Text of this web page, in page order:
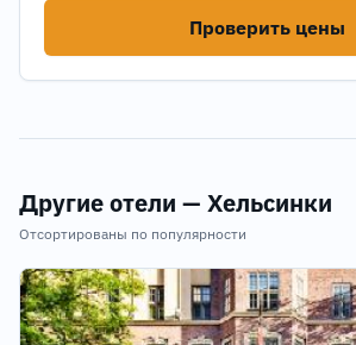
Проверить цены
Другие отели — Хельсинки
Отсортированы по популярности